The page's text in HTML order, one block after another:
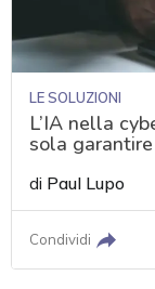
LE SOLUZIONI
L’IA nella
sola
di Paul Lupo
Condividi